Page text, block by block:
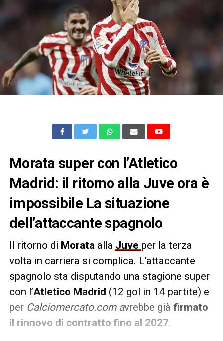
Morata super con l’Atletico
Madrid: il ritorno alla Juve ora è
impossibile La situazione
dell’attaccante spagnolo
Il ritorno di Morata alla Juve per la terza
volta in carriera si complica. L’attaccante
spagnolo sta disputando una stagione super
con l’Atletico Madrid (12 gol in 14 partite) e
per Calciomercato.com avrebbe già firmato
il rinnovo di contratto fino al 2027.